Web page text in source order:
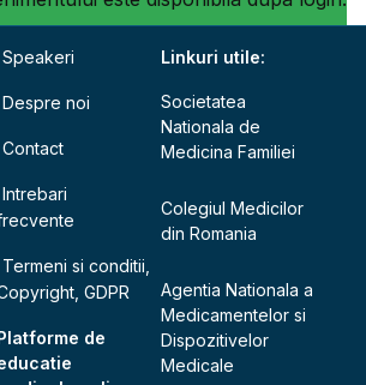
Speakeri
Despre noi
Contact
Intrebari
Termeni si conditii,
GDPR
de
Linkuri utile:
Societatea
Nationala de
Medicina Familiei
Colegiul Medicilor
din Romania
Agentia Nationala a
Medicamentelor si
Dispozitivelor
Medicale